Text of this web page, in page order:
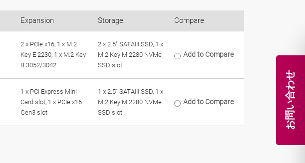
お問い合わせ
Expansion Storage Compare
2 x PCIe x16, 1 x M.2
Key E 2230, 1 x M.2 Key
B 3052/3042
2 x 2.5" SATAIII SSD, 1 x
M.2 Key M 2280 NVMe
SSD slot
Add to Compare
1 x PCI Express Mini
Card slot, 1 x PCIe x16
Gen3 slot
1 x 2.5" SATAIII SSD, 1 x
M.2 Key M 2280 NVMe
SSD slot
Add to Compare